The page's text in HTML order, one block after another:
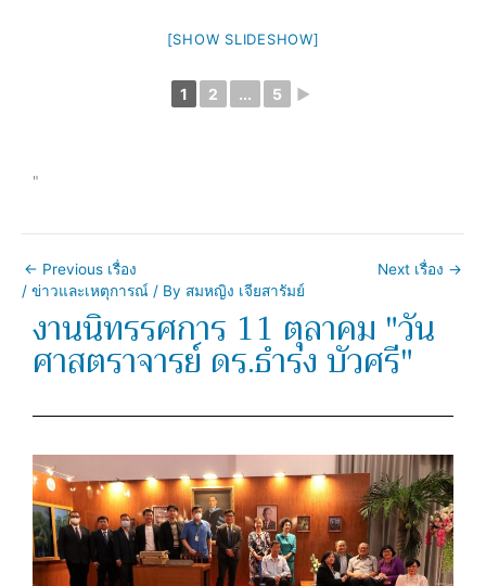
[SHOW SLIDESHOW]
1 2 ... 5 ►
"
← Previous เรื่อง Next เรื่อง →
/ ข่าวและเหตุการณ์ / By สมหญิง เจียสารัมย์
งานนิทรรศการ 11 ตุลาคม "วัน
ศาสตราจารย์ ดร.ธำรง บัวศรี"